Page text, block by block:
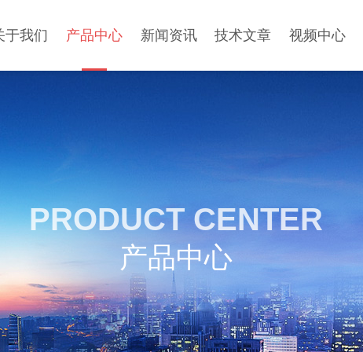
于我们 产品中心 新闻资讯 技术文章 视频中心
PRODUCT CENTER
产品中心